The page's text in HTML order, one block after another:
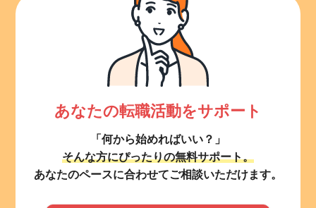
あなたの転職活動をサポート
「何から始めればいい？」
そんな方にぴったりの無料サポート。
あなたのペースに合わせてご相談いただけます。